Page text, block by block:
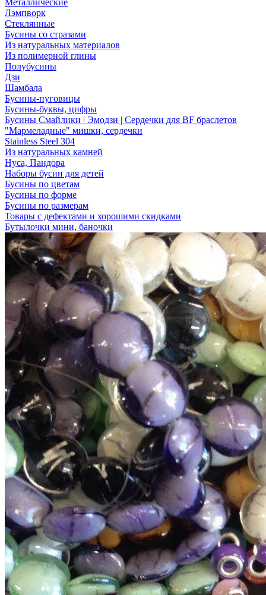
Металлические
Лэмпворк
Стеклянные
Бусины со стразами
Из натуральных материалов
Из полимерной глины
Полубусины
Дзи
Шамбала
Бусины-пуговицы
Бусины-буквы, цифры
Бусины Смайлики | Эмодзи | Сердечки для BF браслетов
"Мармеладные" мишки, сердечки
Stainless Steel 304
Из натуральных камней
Нуса, Пандора
Наборы бусин для детей
Бусины по цветам
Бусины по форме
Бусины по размерам
Товары с дефектами и хорошими скидками
Бутылочки мини, баночки